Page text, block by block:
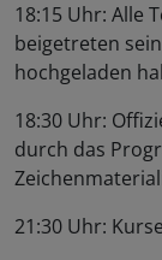
18:15 Uhr: Alle
beigetreten
hochgeladen
18:30 Uhr:
durch das
21:30 Uhr: